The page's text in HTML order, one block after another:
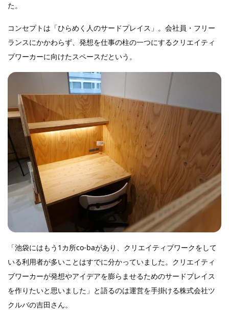
た。
コンセプトは「ひらめく人のサードプレイス」。会社員・フリー
ランスにかかわらず、発想を仕事の柱の一つにするクリエイティ
ブワーカーに向けたスペースだという。
「池袋にはもう1カ所co-baがあり、クリエイティブワークをして
いる利用者が多いことはすでに分かっていました。クリエイティ
ブワーカーが発想やアイデアを膨らませるためのサードプレイス
を作りたいと思いました」と語るのは運営を手掛ける株式会社ツ
クルバの吉田さん。